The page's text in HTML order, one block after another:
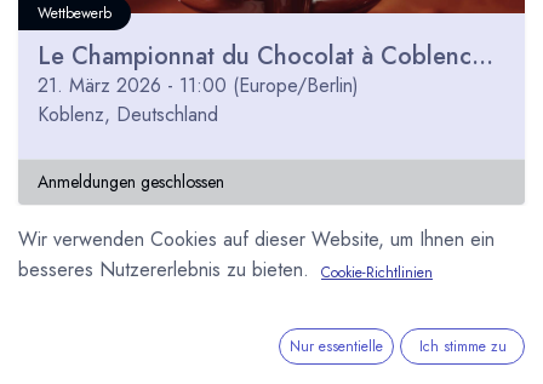
Wettbewerb
Le Championnat du Chocolat à Coblence 2026
21. März 2026 - 11:00 (Europe/Berlin)
Koblenz, Deutschland
Anmeldungen geschlossen
Wir verwenden Cookies auf dieser Website, um Ihnen ein
besseres Nutzererlebnis zu bieten.
Cookie-Richtlinien
Nur essentielle Ich stimme zu